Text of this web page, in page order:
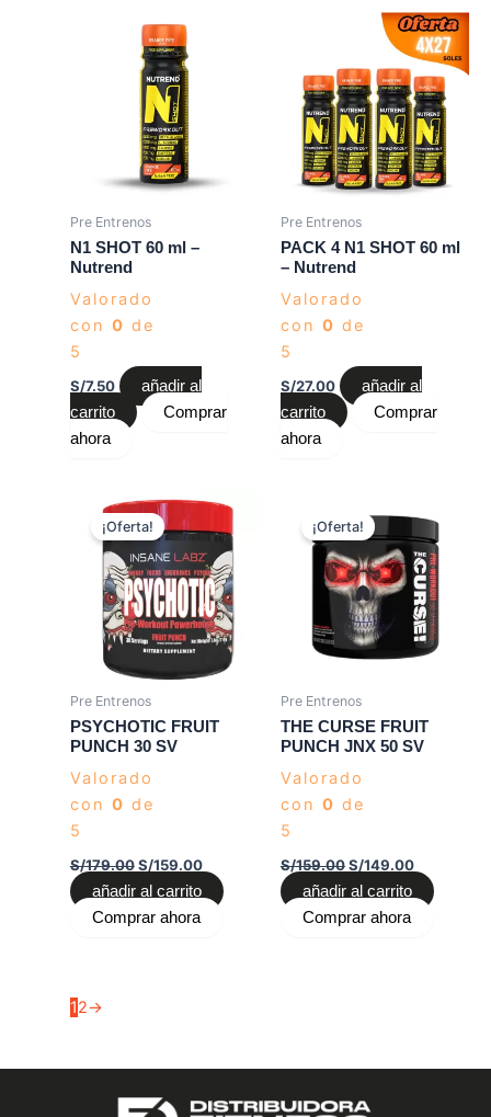
Pre Entrenos
N1 SHOT 60 ml –
Nutrend
Valorado
con 0 de
5
S/7.50
añadir al
carrito
Comprar
ahora
Pre Entrenos
PACK 4 N1 SHOT 60 ml
– Nutrend
Valorado
con 0 de
5
S/27.00
añadir al
carrito
Comprar
ahora
¡Oferta!
Pre Entrenos
PSYCHOTIC FRUIT
PUNCH 30 SV
Valorado
con 0 de
5
S/179.00
El
precio
original
era:
S/179.00.
S/159.00
El
actual
es:
S/159.00.
añadir al carrito
Comprar ahora
¡Oferta!
Pre Entrenos
THE CURSE FRUIT
PUNCH JNX 50 SV
Valorado
con 0 de
5
S/159.00
precio
original
era:
S/159.00.
S/149.00
precio
actual
es:
S/149.00.
añadir al carrito
Comprar ahora
12→